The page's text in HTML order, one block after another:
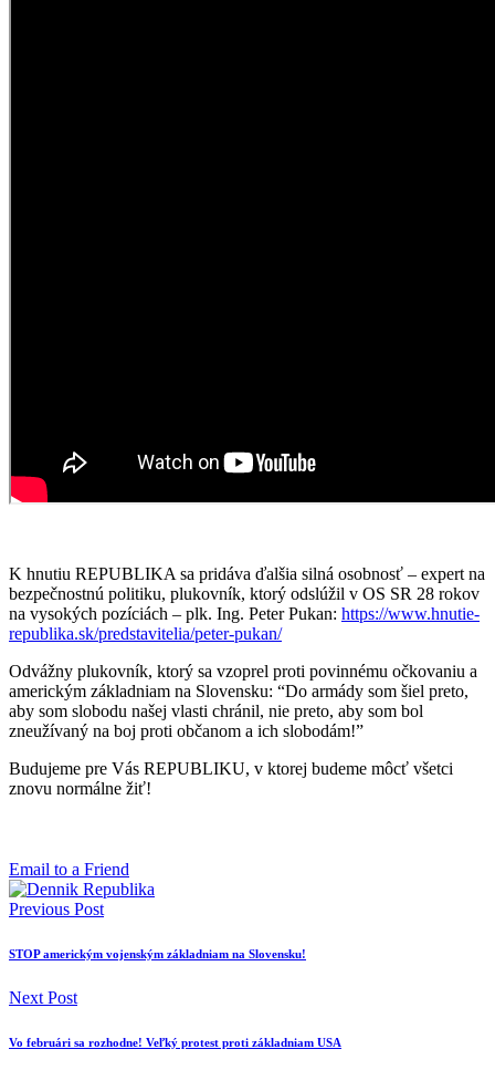
K hnutiu REPUBLIKA sa pridáva ďalšia silná osobnosť – expert na
bezpečnostnú politiku, plukovník, ktorý odslúžil v OS SR 28 rokov
na vysokých pozíciách – plk. Ing. Peter Pukan: https://www.hnutie-
republika.sk/predstavitelia/peter-pukan/
Odvážny plukovník, ktorý sa vzoprel proti povinnému očkovaniu a
americkým základniam na Slovensku: “Do armády som šiel preto,
aby som slobodu našej vlasti chránil, nie preto, aby som bol
zneužívaný na boj proti občanom a ich slobodám!”
Budujeme pre Vás REPUBLIKU, v ktorej budeme môcť všetci
znovu normálne žiť!
Email to a Friend
Previous Post
STOP americkým vojenským základniam na Slovensku!
Next Post
Vo februári sa rozhodne! Veľký protest proti základniam USA